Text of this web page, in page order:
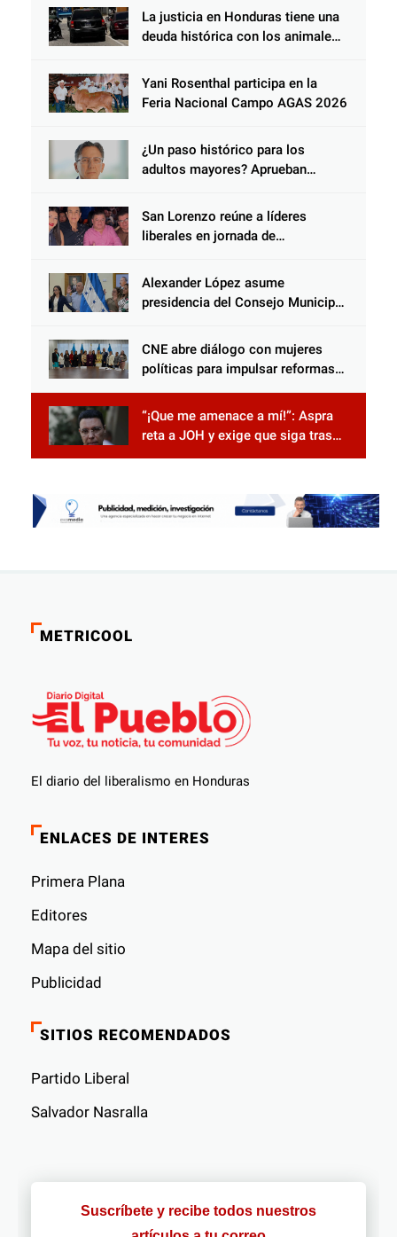
COMUNIDAD Y DEL PARTIDO
LIBERAL
La justicia en Honduras tiene una
deuda histórica con los animales,
peso de la ley al responsable de
Choloma es consolidar un Estado
que protege al verdugo y
Yani Rosenthal participa en la
Feria Nacional Campo AGAS 2026
¿Un paso histórico para los
adultos mayores? Aprueban
Salomón Nazar para fortalecer su
protección en Honduras
San Lorenzo reúne a líderes
liberales en jornada de
Alexander López asume
presidencia del Consejo Municipal
Censo Nacional 2026
CNE abre diálogo con mujeres
políticas para impulsar reformas
“¡Que me amenace a mí!”: Aspra
reta a JOH y exige que siga tras
las rejas
METRICOOL
El diario del liberalismo en Honduras
ENLACES DE INTERES
Primera Plana
Editores
Mapa del sitio
Publicidad
SITIOS RECOMENDADOS
Partido Liberal
Salvador Nasralla
Suscríbete y recibe todos nuestros